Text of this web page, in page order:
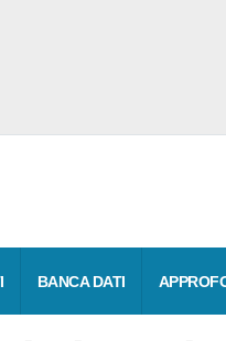
BANCA DATI